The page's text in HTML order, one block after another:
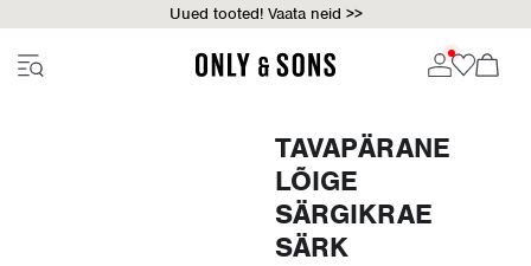
Uued tooted! Vaata neid >>
TAVAPÄRANE
LÕIGE
SÄRGIKRAE
SÄRK